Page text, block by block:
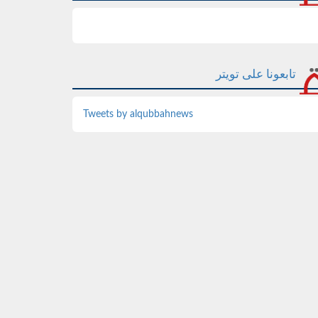
تابعونا على تويتر
Tweets by alqubbahnews